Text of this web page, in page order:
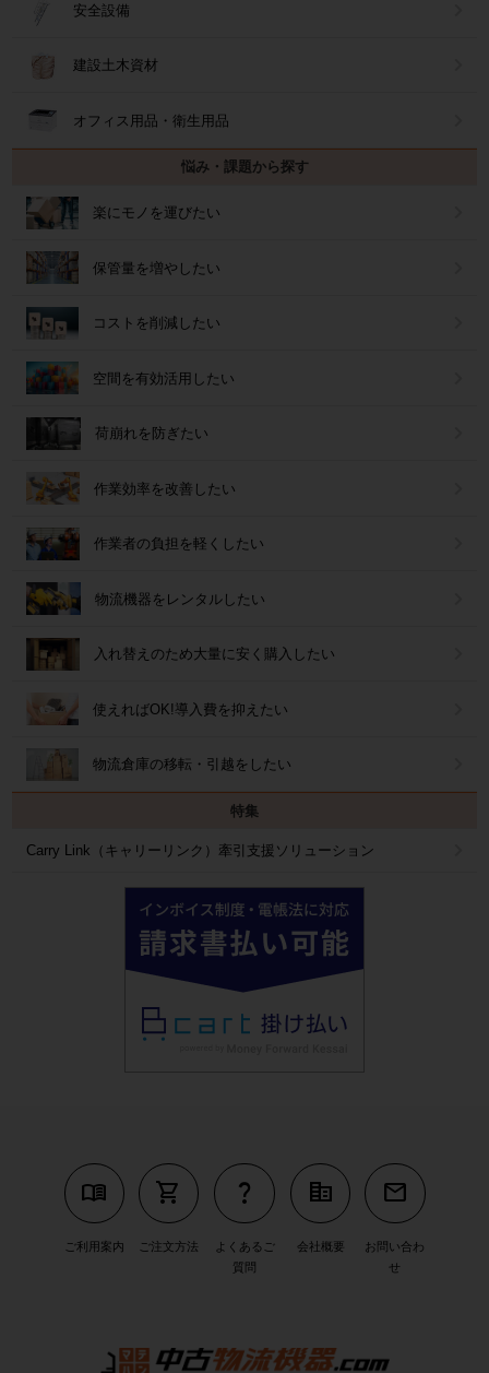
安全設備
建設土木資材
オフィス用品・衛生用品
悩み・課題から探す
楽にモノを運びたい
保管量を増やしたい
コストを削減したい
空間を有効活用したい
荷崩れを防ぎたい
作業効率を改善したい
作業者の負担を軽くしたい
物流機器をレンタルしたい
入れ替えのため大量に安く購入したい
使えればOK!導入費を抑えたい
物流倉庫の移転・引越をしたい
特集
Carry Link（キャリーリンク）牽引支援ソリューション
menu_book
ご利用案内
shopping_cart
ご注文方法
question_mark
よくあるご
質問
corporate_fare
会社概要
mail
お問い合わ
せ